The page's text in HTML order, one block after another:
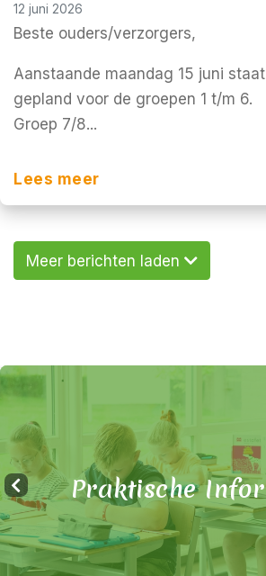
12 juni 2026
Beste ouders/verzorgers,
Aanstaande maandag 15 juni
gepland voor de groepen 1 t/m 6.
Groep 7/8...
Lees meer
Meer berichten laden
Praktische